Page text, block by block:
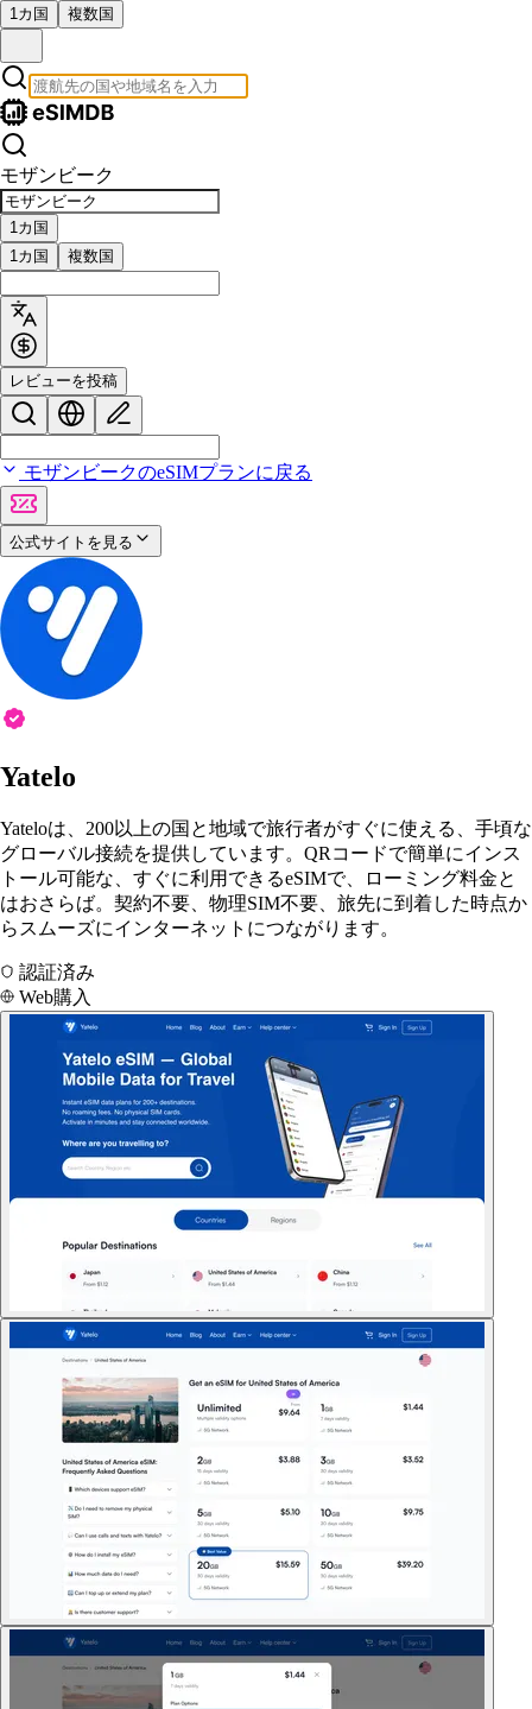
1カ国 複数国
モザンビーク
1カ国
1カ国
複数国
レビューを投稿
モザンビークのeSIMプランに戻る
公式サイトを見る
Yatelo
Yateloは、200以上の国と地域で旅行者がすぐに使える、手頃な
グローバル接続を提供しています。QRコードで簡単にインス
トール可能な、すぐに利用できるeSIMで、ローミング料金と
はおさらば。契約不要、物理SIM不要、旅先に到着した時点か
らスムーズにインターネットにつながります。
認証済み
Web購入